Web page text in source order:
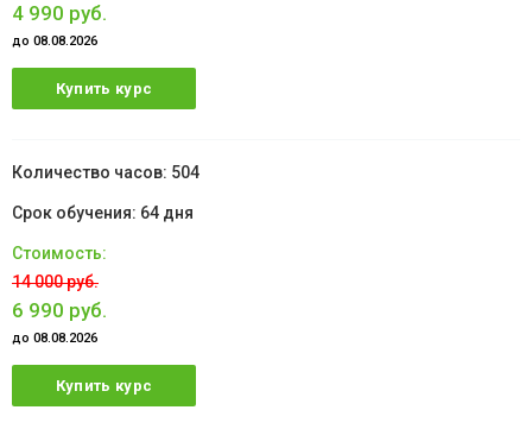
4 990 руб.
до 08.08.2026
Купить курс
504
64 дня
14 000 руб.
6 990 руб.
до 08.08.2026
Купить курс